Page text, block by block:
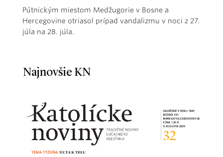
Pútnickým miestom Medžugorie v Bosne a
Hercegovine otriasol prípad vandalizmu v noci z 27.
júla na 28. júla.
Najnovšie KN